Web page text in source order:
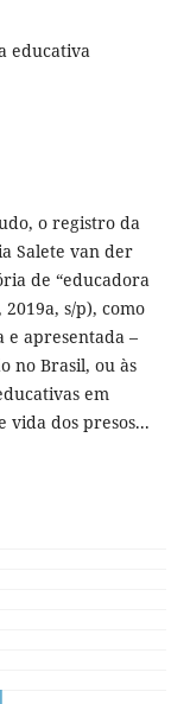
educativa
o registro da
Salete van der
de “educadora
s/p), como
e apresentada –
no Brasil, ou às
em
vida dos presos...